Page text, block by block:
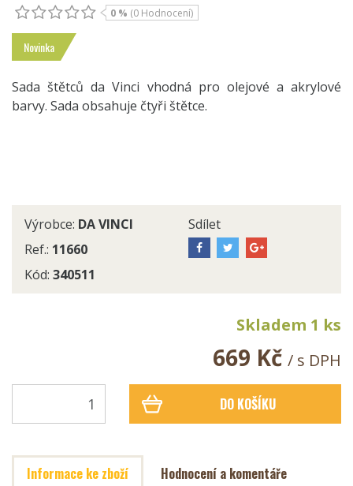
0 % (0 Hodnocení)
Novinka
Sada štětců da Vinci vhodná pro olejové a akrylové
barvy. Sada obsahuje čtyři štětce.
Výrobce: DA VINCI
Ref.: 11660
Kód: 340511
Sdílet
Skladem 1 ks
669 Kč / s DPH
DO KOŠÍKU
Informace ke zboží Hodnocení a komentáře